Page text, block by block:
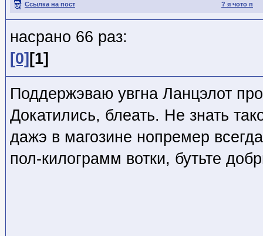
? я чото п
Ссылка на пост
насрано 66 раз:
[0] [1]
Поддержэваю увгна Ланцэлот
Докатились, блеать. Не знать
дажэ в магозине нопремер
пол-килограмм вотки, бутьте